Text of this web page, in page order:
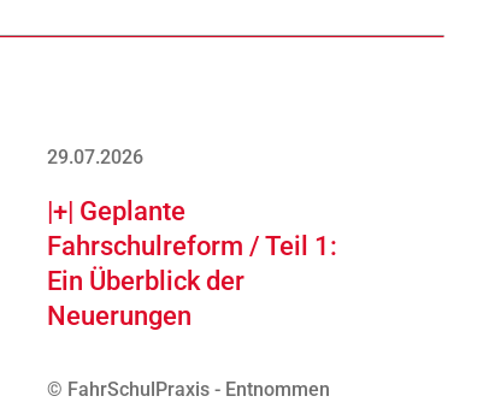
29.07.2026
|+| Geplante
Fahrschulreform / Teil 1:
Ein Überblick der
Neuerungen
© FahrSchulPraxis - Entnommen